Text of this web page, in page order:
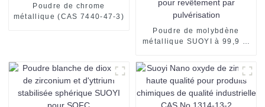
Poudre de chrome
métallique (CAS 7440-47-3)
Poudre de molybdène
métallique SUOYI à 99,9 %